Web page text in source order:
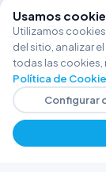
Usamos
Utilizamos
del sitio, analizar
todas las cookies,
Política de
Configurar